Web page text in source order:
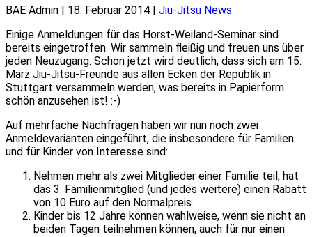
BAE Admin | 18. Februar 2014 | Jiu-Jitsu News
Einige Anmeldungen für das Horst-Weiland-Seminar sind
bereits eingetroffen. Wir sammeln fleißig und freuen uns über
jeden Neuzugang. Schon jetzt wird deutlich, dass sich am 15.
März Jiu-Jitsu-Freunde aus allen Ecken der Republik in
Stuttgart versammeln werden, was bereits in Papierform
schön anzusehen ist! :-)
Auf mehrfache Nachfragen haben wir nun noch zwei
Anmeldevarianten eingeführt, die insbesondere für Familien
und für Kinder von Interesse sind:
Nehmen mehr als zwei Mitglieder einer Familie teil, hat
das 3. Familienmitglied (und jedes weitere) einen Rabatt
von 10 Euro auf den Normalpreis.
Kinder bis 12 Jahre können wahlweise, wenn sie nicht an
beiden Tagen teilnehmen können, auch für nur einen